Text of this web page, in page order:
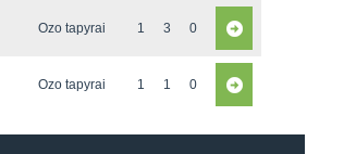
Ozo tapyrai 1 3 0
Ozo tapyrai 1 1 0